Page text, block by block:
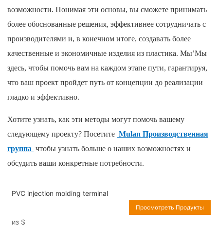
возможности. Понимая эти основы, вы сможете принимать
более обоснованные решения, эффективнее сотрудничать с
производителями и, в конечном итоге, создавать более
качественные и экономичные изделия из пластика. Мы’Мы
здесь, чтобы помочь вам на каждом этапе пути, гарантируя,
что ваш проект пройдет путь от концепции до реализации
гладко и эффективно.
Хотите узнать, как эти методы могут помочь вашему
следующему проекту? Посетите Mulan Производственная
группа чтобы узнать больше о наших возможностях и
обсудить ваши конкретные потребности.
PVC injection molding terminal
из $
Просмотреть Продукты